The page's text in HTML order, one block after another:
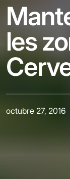
les
octubre 27, 2016